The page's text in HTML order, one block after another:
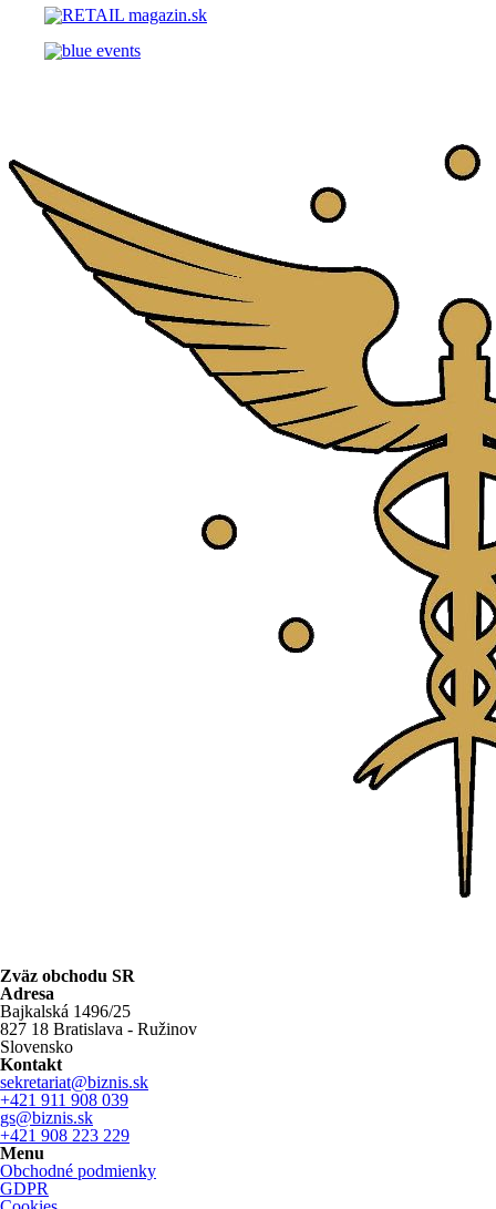
Zväz obchodu SR
Adresa
Bajkalská 1496/25
827 18 Bratislava - Ružinov
Slovensko
Kontakt
sekretariat@biznis.sk
+421 911 908 039
gs@biznis.sk
+421 908 223 229
Menu
Obchodné podmienky
GDPR